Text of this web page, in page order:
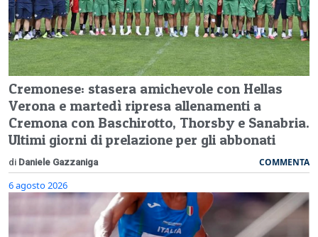
Cremonese: stasera amichevole con Hellas
Verona e martedì ripresa allenamenti a
Cremona con Baschirotto, Thorsby e Sanabria.
Ultimi giorni di prelazione per gli abbonati
di Daniele Gazzaniga COMMENTA
6 agosto 2026